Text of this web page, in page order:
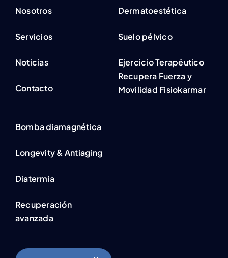
Nosotros
Servicios
Noticias
Contacto
Dermatoestética
Suelo pélvico
Ejercicio Terapéutico
Recupera Fuerza y
Movilidad Fisiokarmar
Bomba diamagnética
Longevity & Antiaging
Diatermia
Recuperación
avanzada